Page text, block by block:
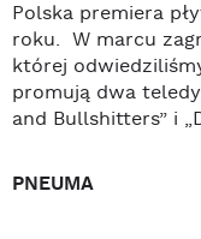
Polska premiera
roku. W marcu
której
promują dwa
and Bullshitters” i
PNEUMA